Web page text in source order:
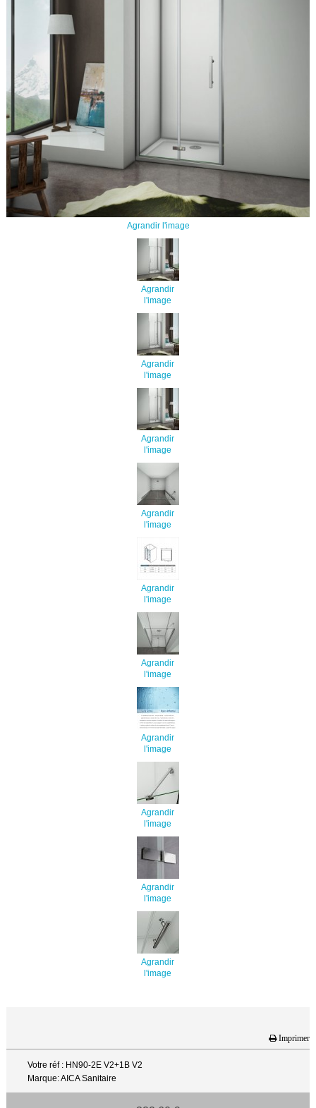
Agrandir l'image
Agrandir
l'image
Agrandir
l'image
Agrandir
l'image
Agrandir
l'image
Agrandir
l'image
Agrandir
l'image
Agrandir
l'image
Agrandir
l'image
Agrandir
l'image
Agrandir
l'image
Imprimer
Votre réf : HN90-2E V2+1B V2
Marque: AICA Sanitaire